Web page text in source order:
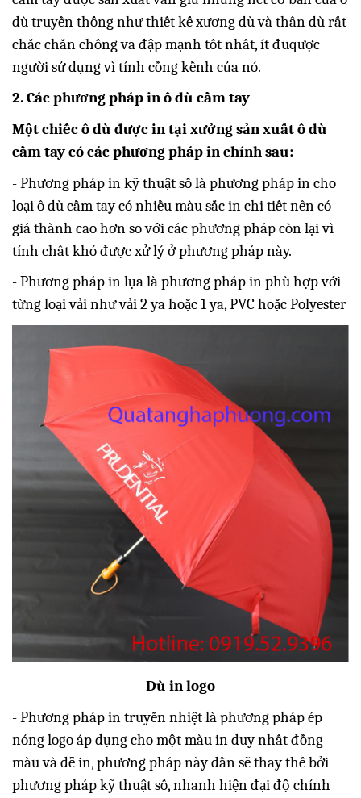
dù truyền thống như thiết kế xương dù và thân dù rất
chắc chắn chống va đập mạnh tốt nhất, ít đuqược
người sử dụng vì tính cồng kềnh của nó.
2. Các phương pháp in ô dù cầm tay
Một chiếc ô dù được in tại xưởng sản xuất ô dù
cầm tay có các phương pháp in chính sau:
- Phương pháp in kỹ thuật số là phương pháp in cho
loại ô dù cầm tay có nhiều màu sắc in chi tiết nên có
giá thành cao hơn so với các phương pháp còn lại vì
tính chât khó được xử lý ở phương pháp này.
- Phương pháp in lụa là phương pháp in phù hợp với
từng loại vải như vải 2 ya hoặc 1 ya, PVC hoặc Polyester
Dù in logo
- Phương pháp in truyền nhiệt là phương pháp ép
nóng logo áp dụng cho một màu in duy nhất đồng
màu và dễ in, phương pháp này dần sẽ thay thế bởi
phương pháp kỹ thuật số, nhanh hiện đại độ chính